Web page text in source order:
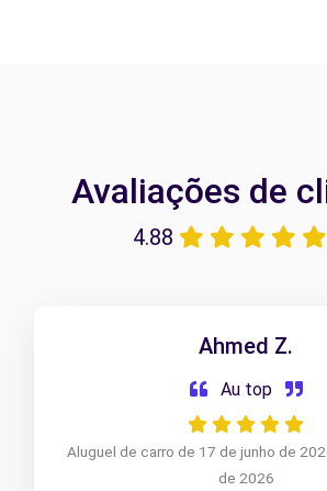
Avaliações de
4.88
Ahmed Z.
Au top
Aluguel de carro de 17 de junho de
de 2026